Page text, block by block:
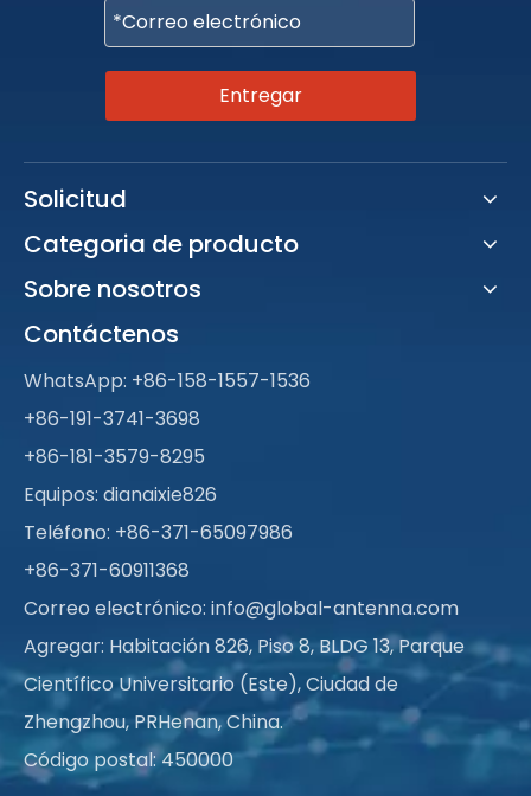
Entregar
Solicitud
Categoria de producto
Sobre nosotros
Contáctenos
WhatsApp: +86-158-1557-1536
+86-191-3741-3698
+86-181-3579-8295
Equipos: dianaixie826
Teléfono: +86-371-65097986
+86-371-60911368
Correo electrónico: info@global-antenna.com
Agregar: Habitación 826, Piso 8, BLDG 13, Parque
Científico Universitario (Este), Ciudad de
Zhengzhou, PRHenan, China.
Código postal: 450000